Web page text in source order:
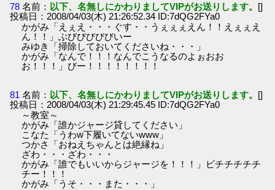
78 名前： 以下、名無しにかわりましてVIPがお送りします。 []
投稿日：2008/04/03(木) 21:26:52.34 ID:7dQG2FYa0
かがみ「えぇえ・・・ぐす・・うぇぇぇえん！！えぇぇえ
ん！！」ぶびびびびびいー
みゆき「掃除しておいてくださいね・・・」
かがみ「なんで！！！なんでこうなるのよぉおお
お！！！」びー！！！！！！！！
81 名前： 以下、名無しにかわりましてVIPがお送りします。 []
投稿日：2008/04/03(木) 21:29:45.45 ID:7dQG2FYa0
～教室～
かがみ「誰かジャージ貸してください」
こなた「うわw下履いてないwww」
つかさ「おねえちゃんとは絶縁ね」
ざわ・・・ざわ・・・
かがみ「誰でもいいからジャージを！！！」ビチチチチチ
チー！！！
かがみ「うそ・・・また・・・」